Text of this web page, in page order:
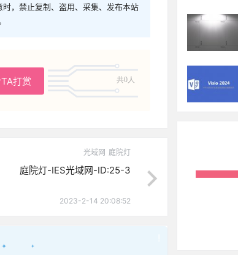
，禁止复制、盗用、采集、发布本站
打赏 共0人
光域网 庭院灯
庭院灯-IES光域网-ID:25-3
2023-2-14 20:08:52